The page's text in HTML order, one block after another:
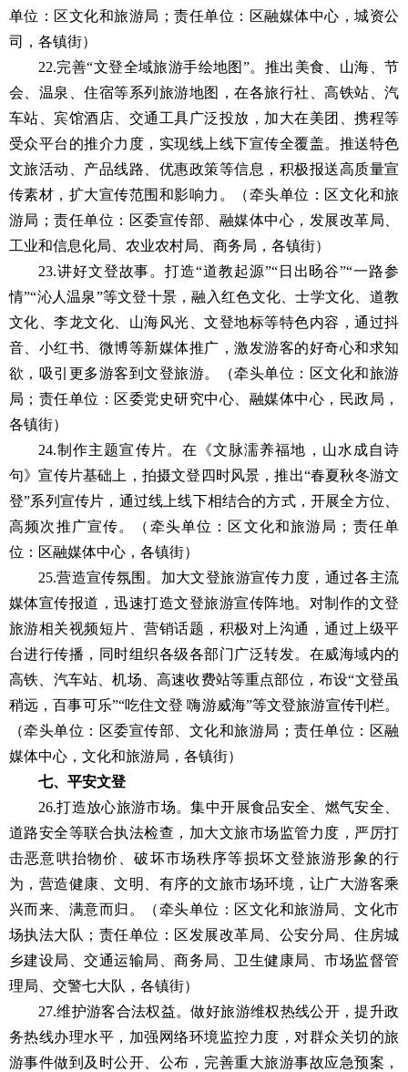
单位：区文化和旅游局；责任单位：区融媒体中心，城资公
司，各镇街）
22.完善“文登全域旅游手绘地图”。推出美食、山海、节
会、温泉、住宿等系列旅游地图，在各旅行社、高铁站、汽
车站、宾馆酒店、交通工具广泛投放，加大在美团、携程等
受众平台的推介力度，实现线上线下宣传全覆盖。推送特色
文旅活动、产品线路、优惠政策等信息，积极报送高质量宣
传素材，扩大宣传范围和影响力。（牵头单位：区文化和旅
游局；责任单位：区委宣传部、融媒体中心，发展改革局、
工业和信息化局、农业农村局、商务局，各镇街）
23.讲好文登故事。打造“道教起源”“日出旸谷”“一路参
情”“沁人温泉”等文登十景，融入红色文化、士学文化、道教
文化、李龙文化、山海风光、文登地标等特色内容，通过抖
音、小红书、微博等新媒体推广，激发游客的好奇心和求知
欲，吸引更多游客到文登旅游。（牵头单位：区文化和旅游
局；责任单位：区委党史研究中心、融媒体中心，民政局，
各镇街）
24.制作主题宣传片。在《文脉濡养福地，山水成自诗
句》宣传片基础上，拍摄文登四时风景，推出“春夏秋冬游文
登”系列宣传片，通过线上线下相结合的方式，开展全方位、
高频次推广宣传。（牵头单位：区文化和旅游局；责任单
位：区融媒体中心，各镇街）
25.营造宣传氛围。加大文登旅游宣传力度，通过各主流
媒体宣传报道，迅速打造文登旅游宣传阵地。对制作的文登
旅游相关视频短片、营销话题，积极对上沟通，通过上级平
台进行传播，同时组织各级各部门广泛转发。在威海域内的
高铁、汽车站、机场、高速收费站等重点部位，布设“文登虽
稍远，百事可乐”“吃住文登 嗨游威海”等文登旅游宣传刊栏。
（牵头单位：区委宣传部、文化和旅游局；责任单位：区融
媒体中心，文化和旅游局，各镇街）
七、平安文登
26.打造放心旅游市场。集中开展食品安全、燃气安全、
道路安全等联合执法检查，加大文旅市场监管力度，严厉打
击恶意哄抬物价、破坏市场秩序等损坏文登旅游形象的行
为，营造健康、文明、有序的文旅市场环境，让广大游客乘
兴而来、满意而归。（牵头单位：区文化和旅游局、文化市
场执法大队；责任单位：区发展改革局、公安分局、住房城
乡建设局、交通运输局、商务局、卫生健康局、市场监督管
理局、交警七大队，各镇街）
27.维护游客合法权益。做好旅游维权热线公开，提升政
务热线办理水平，加强网络环境监控力度，对群众关切的旅
游事件做到及时公开、公布，完善重大旅游事故应急预案，